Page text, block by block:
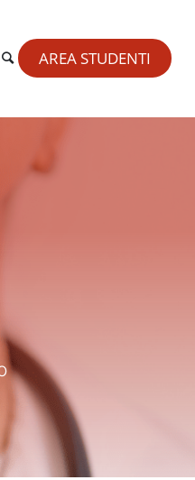
AREA STUDENTI